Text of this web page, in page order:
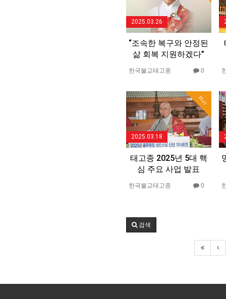
2025.03.26
“조속한 복구와 안정된
삶 회복 지원하겠다”
한국불교태고종 0
Hot
2025.03.18
태고종 2025년 5대 핵
심 주요 사업 발표
한국불교태고종 0
검색